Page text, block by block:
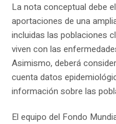
La nota conceptual debe
aportaciones de una
incluidas las poblaciones
viven con las
Asimismo, deberá
cuenta datos
información sobre las
El equipo del Fondo